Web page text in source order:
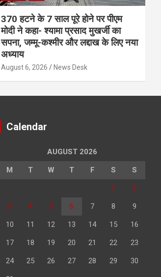
370 हटने के 7 साल पूरे होने पर पीएम
मोदी ने कहा- श्यामा प्रसाद मुखर्जी का
सपना, जम्मू-कश्मीर और लद्दाख के लिए नया
अध्याय
August 6, 2026 News Desk
Calendar
AUGUST 2026
M T W T F S S
1 2
3 4 5 6 7 8 9
10 11 12 13 14 15 16
17 18 19 20 21 22 23
24 25 26 27 28 29 30